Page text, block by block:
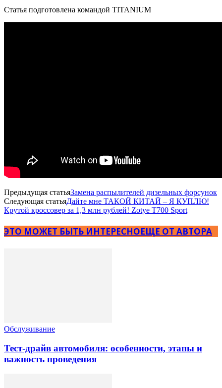
Статья подготовлена командой TITANIUM
Предыдущая статьяЗамена распылителей дизельных форсунок
Следующая статьяДайте мне ТАКОЙ КИТАЙ – Я КУПЛЮ!
Крутой кроссовер за 1,3 млн рублей! Zotye T700 Sport
ЭТО МОЖЕТ БЫТЬ ИНТЕРЕСНОЕЩЕ ОТ АВТОРА
Обслуживание
Тест-драйв автомобиля: особенности, этапы и
важность проведения